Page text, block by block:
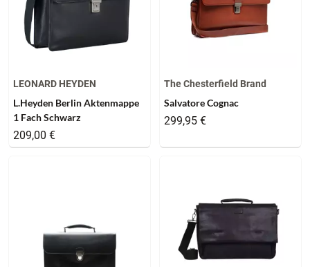
LEONARD HEYDEN
L.Heyden Berlin Aktenmappe
1 Fach Schwarz
209,00 €
The Chesterfield Brand
Salvatore Cognac
299,95 €